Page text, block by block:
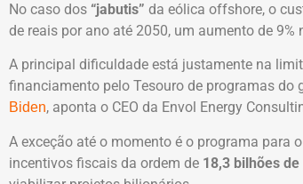
No caso dos “jabutis” da eólica offshore, o
de reais por ano até 2050, um aumento de
A principal dificuldade está justamente na
financiamento pelo Tesouro de programas do
Biden, aponta o CEO da Envol Energy
A exceção até o momento é o programa para
incentivos fiscais da ordem de 18,3 bilhões